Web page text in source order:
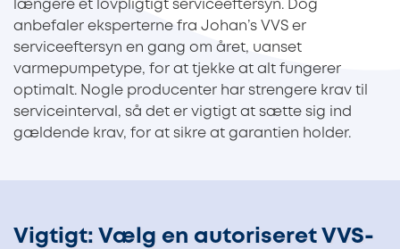
længere et lovpligtigt serviceeftersyn. Dog
anbefaler eksperterne fra Johan’s VVS er
serviceeftersyn en gang om året, uanset
varmepumpetype, for at tjekke at alt fungerer
optimalt. Nogle producenter har strengere krav til
serviceinterval, så det er vigtigt at sætte sig ind
gældende krav, for at sikre at garantien holder.
Vigtigt: Vælg en autoriseret VVS-